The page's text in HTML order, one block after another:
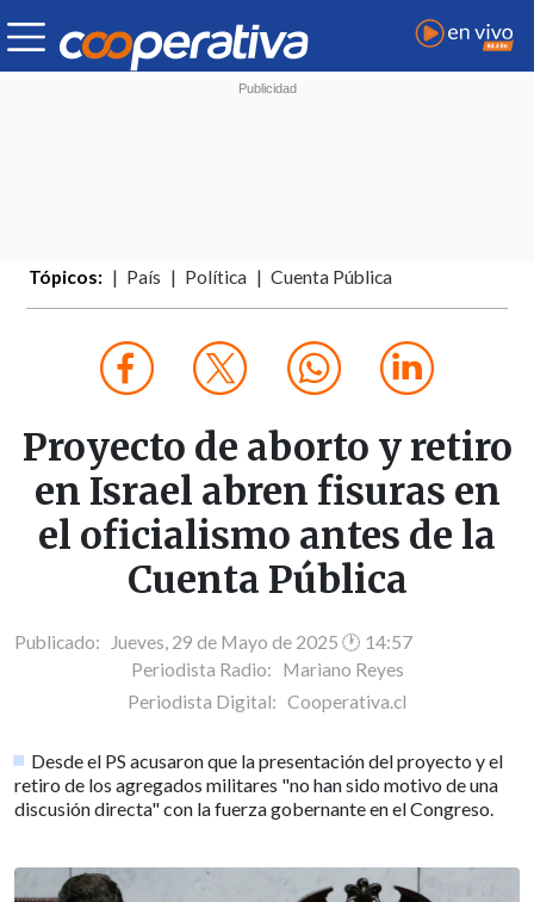
Tópicos: País Política Cuenta Pública
Proyecto de aborto y retiro
en Israel abren fisuras en
el oficialismo antes de la
Cuenta Pública
Publicado: Jueves, 29 de Mayo de 2025 🕐 14:57
Periodista Radio: Mariano Reyes
Periodista Digital: Cooperativa.cl
Desde el PS acusaron que la presentación del proyecto y el
retiro de los agregados militares "no han sido motivo de una
discusión directa" con la fuerza gobernante en el Congreso.